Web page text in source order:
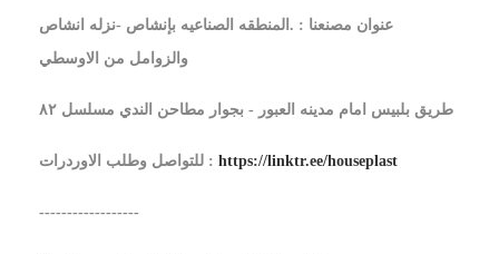
عنوان مصنعنا : .المنطقه الصناعيه بإنشاص -نزله انشاص
والزوامل من الاوسطي
طريق بلبيس امام مدينه العبور - بجوار مطاحن الندي مسلسل ٨٢
للتواصل وطلب الاوردرات : https://linktr.ee/houseplast
------------------